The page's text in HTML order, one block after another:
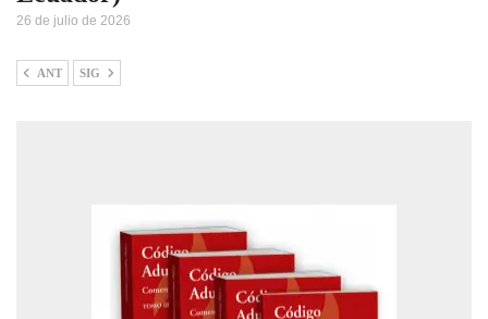
26 de julio de 2026
ANT SIG